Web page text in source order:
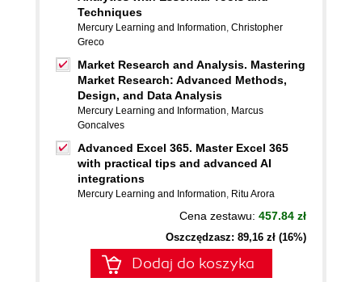
Techniques
Mercury Learning and Information, Christopher
Greco
Market Research and Analysis. Mastering
Market Research: Advanced Methods,
Design, and Data Analysis
Mercury Learning and Information, Marcus
Goncalves
Advanced Excel 365. Master Excel 365
with practical tips and advanced AI
integrations
Mercury Learning and Information, Ritu Arora
Cena zestawu: 457.84 zł
Oszczędzasz: 89,16 zł (16%)
Dodaj do koszyka